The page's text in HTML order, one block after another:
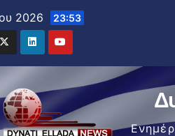
2026 23:53